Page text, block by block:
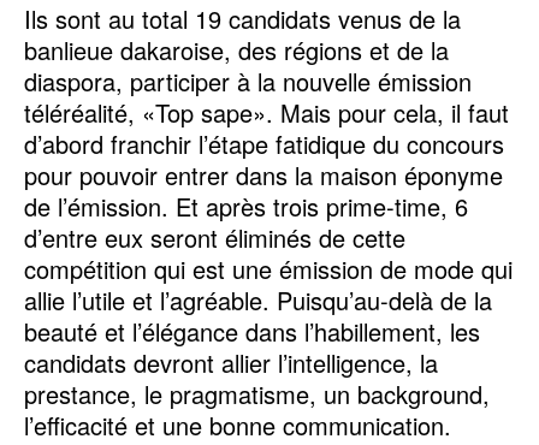
Ils sont au total 19 candidats venus de la
banlieue dakaroise, des régions et de la
diaspora, participer à la nouvelle émission
téléréalité, «Top sape». Mais pour cela, il faut
d’abord franchir l’étape fatidique du concours
pour pouvoir entrer dans la maison éponyme
de l’émission. Et après trois prime-time, 6
d’entre eux seront éliminés de cette
compétition qui est une émission de mode qui
allie l’utile et l’agréable. Puisqu’au-delà de la
beauté et l’élégance dans l’habillement, les
candidats devront allier l’intelligence, la
prestance, le pragmatisme, un background,
l’efficacité et une bonne communication.